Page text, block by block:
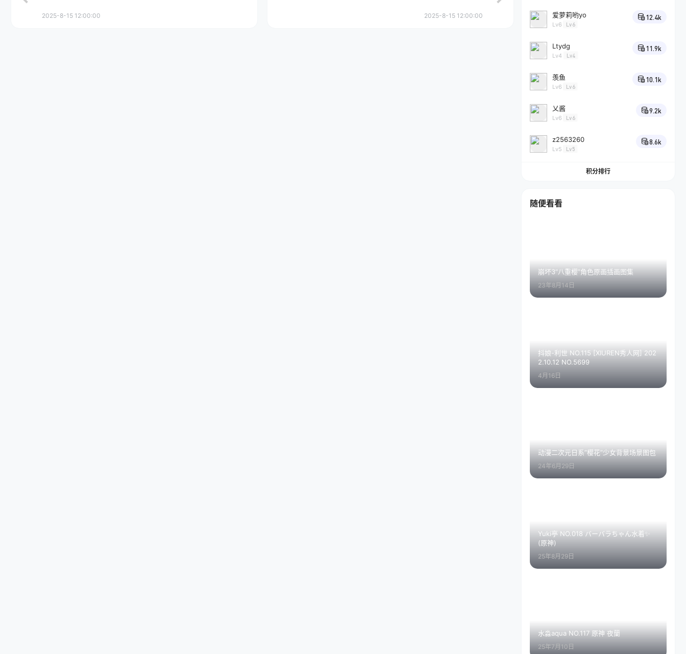
2025-8-15 12:00:00 2025-8-15 12:00:00 爱萝莉哟yo
Lv6 Lv6
12.4k
Ltydg
Lv4 Lv4
11.9k
羡鱼
Lv6 Lv6
10.1k
乂酱
Lv6 Lv6
9.2k
z2563260
Lv5 Lv5
8.6k
积分排行
随便看看
崩坏3“八重樱”角色原画插画图集
23年8月14日
抖娘-利世 NO.115 [XIUREN秀人网] 202
2.10.12 NO.5699
4月16日
动漫二次元日系”樱花”少女背景场景图包
24年6月29日
Yuki亭 NO.018 バーバラちゃん水着✨
(原神)
25年8月29日
水淼aqua NO.117 原神 夜蘭
25年7月10日